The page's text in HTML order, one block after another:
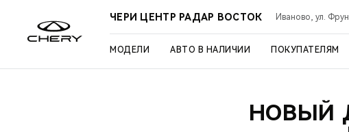
ЧЕРИ ЦЕНТР РАДАР ВОСТОК Иваново, ул.
МОДЕЛИ АВТО В НАЛИЧИИ ПОКУПАТЕЛЯМ
НОВЫЙ